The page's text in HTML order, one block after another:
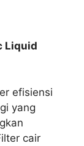
Liquid
efisiensi
yang
cair